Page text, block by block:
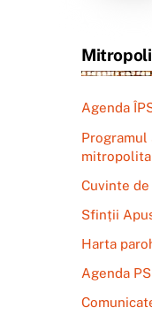
Agenda
Cuvinte
Sfinții
Harta
Agenda